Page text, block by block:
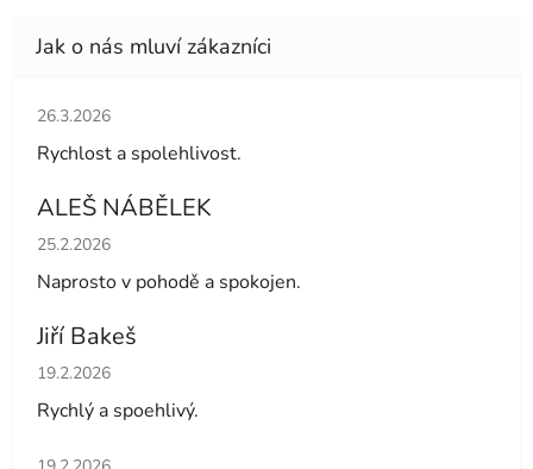
Hodnocení obchodu je 5 z 5 hvězdiček.
26.3.2026
Rychlost a spolehlivost.
ALEŠ NÁBĚLEK
Hodnocení obchodu je 5 z 5 hvězdiček.
25.2.2026
Naprosto v pohodě a spokojen.
Jiří Bakeš
Hodnocení obchodu je 5 z 5 hvězdiček.
19.2.2026
Rychlý a spoehlivý.
Hodnocení obchodu je 5 z 5 hvězdiček.